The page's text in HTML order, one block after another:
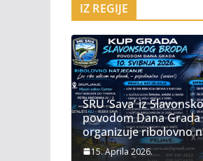
IZ REGIJE
SRU ‘Sava’ iz
povodom Dana Grada
organizuje ribolovno
15. Aprila 2026.